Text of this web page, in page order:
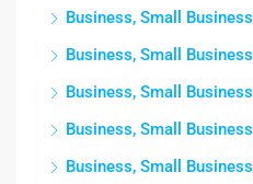
Business, Small Business
Business, Small Business
Business, Small Business
Business, Small Business
Business, Small Business